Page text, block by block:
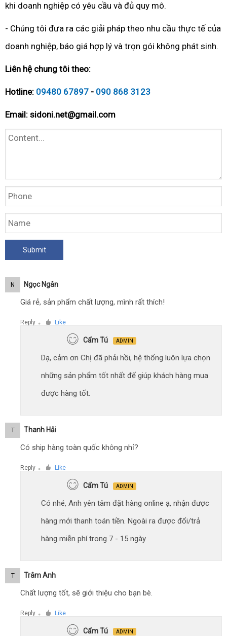
khi doanh nghiệp có yêu cầu và đủ quy mô.
- Chúng tôi đưa ra các giải pháp theo nhu cầu thực tế của
doanh nghiệp, báo giá hợp lý và trọn gói không phát sinh.
Liên hệ chung tôi theo:
Hotline: 09480 67897 - 090 868 3123
Email: sidoni.net@gmail.com
N Ngọc Ngân
Giá rẻ, sản phẩm chất lượng, mình rất thích!
Reply ● Like
Cẩm Tú ADMIN
Dạ, cảm ơn Chị đã phải hồi, hệ thống luôn lựa chọn
những sản phẩm tốt nhất để giúp khách hàng mua
được hàng tốt.
T Thanh Hải
Có ship hàng toàn quốc không nhỉ?
Reply ● Like
Cẩm Tú ADMIN
Có nhé, Anh yên tâm đặt hàng online ạ, nhận được
hàng mới thanh toán tiền. Ngoài ra được đổi/trả
hàng miễn phí trong 7 - 15 ngày
T Trâm Anh
Chất lượng tốt, sẽ giới thiệu cho bạn bè.
Reply ● Like
Cẩm Tú ADMIN